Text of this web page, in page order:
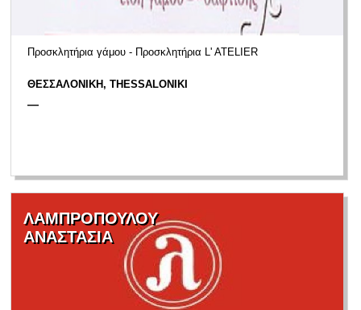
Προσκλητήρια γάμου - Προσκλητήρια L' ATELIER
ΘΕΣΣΑΛΟΝΙΚΗ, THESSALONIKI
—
ΛΑΜΠΡΟΠΟΥΛΟΥ
ΑΝΑΣΤΑΣΙΑ